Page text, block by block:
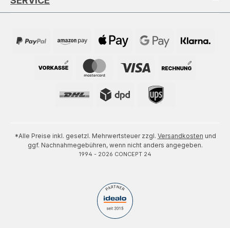
*Alle Preise inkl. gesetzl. Mehrwertsteuer zzgl. Versandkosten und
ggf. Nachnahmegebühren, wenn nicht anders angegeben.
1994 - 2026 CONCEPT 24